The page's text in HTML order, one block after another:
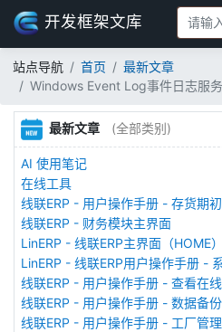
开发框架文库
站点导航 首页
最新文章
Windows Event Log事件日志服
最新文章 (全部类别)
AI 使用笔记
在线工具
线联ERP - 用户操作手册 - 存货期初
线联ERP - 财务模块主界面
LinERP - 线联ERP主界面（HOME）
LinERP - 线联ERP用户操作手册 -
线联ERP - 用户操作手册 - 查看在
线联ERP - 用户操作手册 - 数据备份
线联ERP - 用户操作手册 - 工厂管理